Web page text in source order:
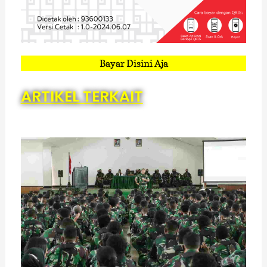
Bayar Disini Aja
ARTIKEL TERKAIT